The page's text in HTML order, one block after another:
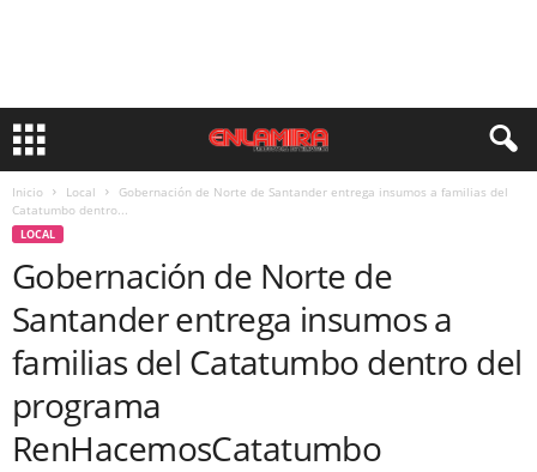
Inicio Local
Gobernación de Norte de Santander entrega insumos a familias del
Catatumbo dentro...
LOCAL
Gobernación de Norte de
Santander entrega insumos a
familias del Catatumbo dentro del
programa
RenHacemosCatatumbo